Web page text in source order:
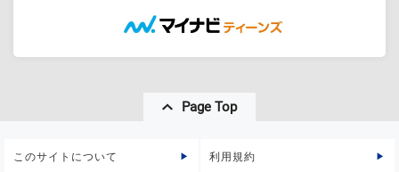
Page Top
このサイトについて 利用規約